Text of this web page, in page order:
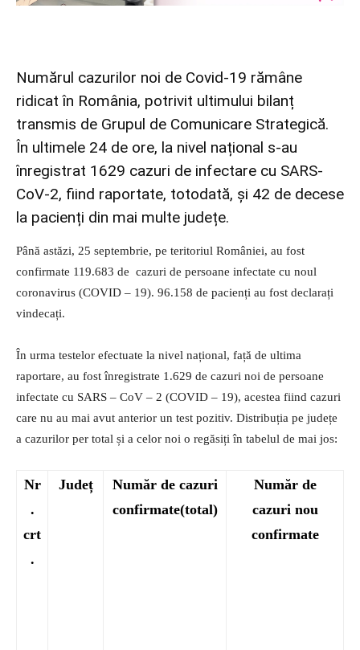
Numărul cazurilor noi de Covid-19 rămâne
ridicat în România, potrivit ultimului bilanț
transmis de Grupul de Comunicare Strategică.
În ultimele 24 de ore, la nivel național s-au
înregistrat 1629 cazuri de infectare cu SARS-
CoV-2, fiind raportate, totodată, și 42 de decese
la pacienți din mai multe județe.
Până astăzi, 25 septembrie, pe teritoriul României, au fost
confirmate 119.683 de cazuri de persoane infectate cu noul
coronavirus (COVID – 19). 96.158 de pacienți au fost declarați
vindecați.
În urma testelor efectuate la nivel național, față de ultima
raportare, au fost înregistrate 1.629 de cazuri noi de persoane
infectate cu SARS – CoV – 2 (COVID – 19), acestea fiind cazuri
care nu au mai avut anterior un test pozitiv. Distribuția pe județe
a cazurilor per total și a celor noi o regăsiți în tabelul de mai jos:
Nr
.
crt
.
Județ
Număr de cazuri
confirmate(total)
Număr de
cazuri nou
confirmate